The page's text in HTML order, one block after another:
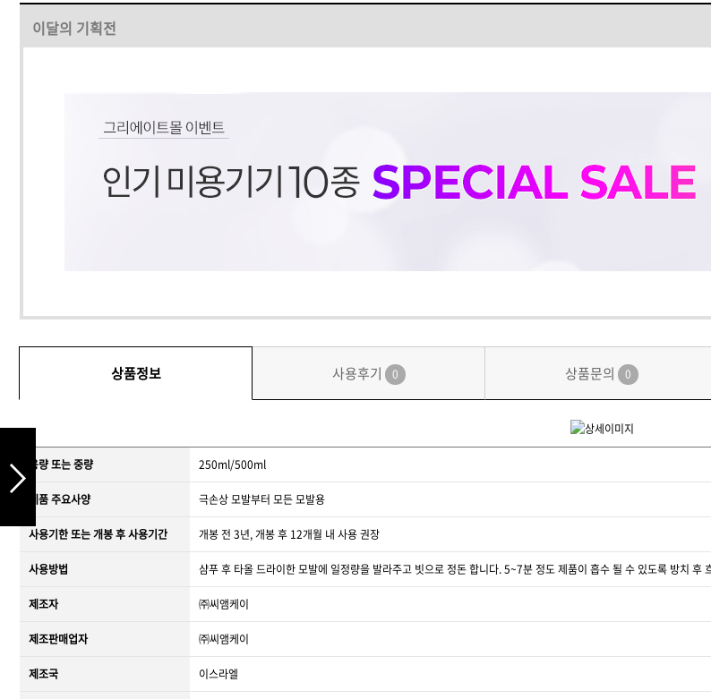
이달의 기획전
상품정보 사용후기 0 상품문의 0
용량 또는 중량 250ml/500ml
제품 주요사양 극손상 모발부터 모든 모발용
사용기한 또는 개봉 후 사용기간 개봉 전 3년, 개봉 후 12개월 내 사용 권장
사용방법 샴푸 후 타올 드라이한 모발에 일정량을 발라주고 빗으로 정돈 합니다. 5~7분 정도 제품이 흡수 될 수 있도록 방치 후
제조자 ㈜씨앰케이
제조판매업자 ㈜씨앰케이
제조국 이스라엘